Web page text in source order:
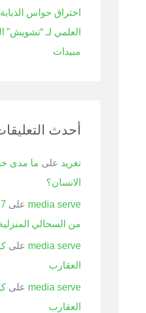
اختراق حواس
العلمي لـ
مبيدات
أحدث
تغريد على ما مدى
الانسان؟
media serve على
من السحالي
media serve على
العقارب
media serve على
العقارب